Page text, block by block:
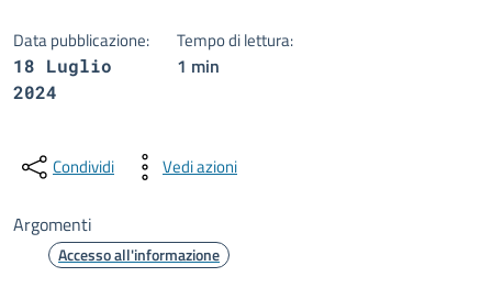
Data pubblicazione:
18 Luglio
2024
Tempo di lettura:
1 min
Condividi Vedi azioni
Argomenti
Accesso all'informazione